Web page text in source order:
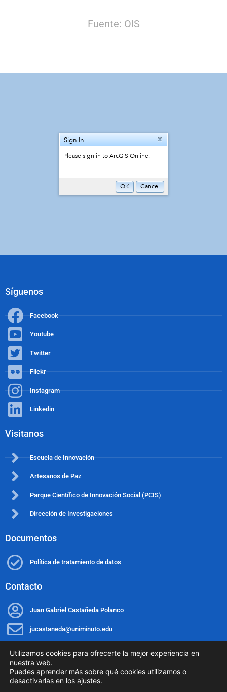
Fuente: OIS
Síguenos
Facebook
Youtube
Twitter
Flickr
Instagram
Linkedin
Visitanos
Escuela de Innovación
Artesanos de Paz
Parque Científico de Innovación Social (PCIS)
Dirección de Investigaciones
Documentos
Política de tratamiento de datos
Contacto
Juan Gabriel Castañeda Polanco
jucastaneda@uniminuto.edu
Copyright © Agendas Regionales UNIMINUTO
Utilizamos cookies para ofrecerte la mejor experiencia en
nuestra web.
Puedes aprender más sobre qué cookies utilizamos o
desactivarlas en los ajustes.